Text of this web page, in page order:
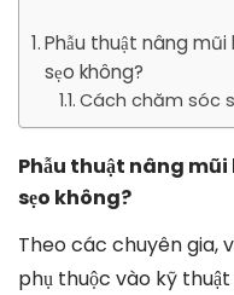
Phẫu thuật nâng mũi
sẹo không?
Cách chăm sóc
Phẫu thuật nâng mũi
sẹo không?
Theo các chuyên gia,
phụ thuộc vào kỹ